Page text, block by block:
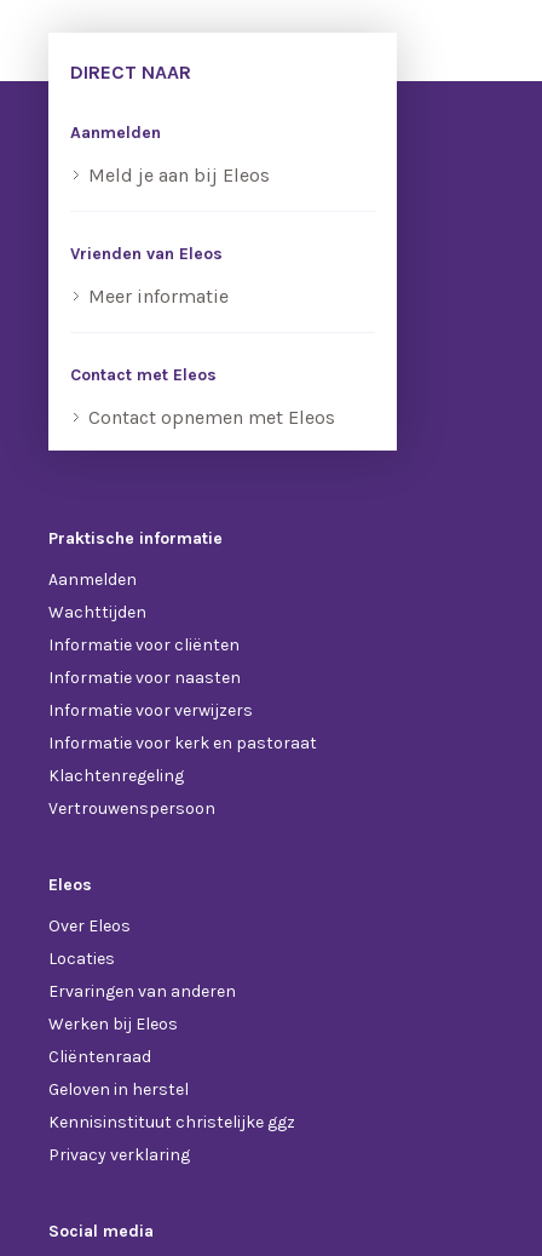
DIRECT NAAR
Aanmelden
Meld je aan bij Eleos
Vrienden van Eleos
Meer informatie
Contact met Eleos
Contact opnemen met Eleos
Praktische informatie
Aanmelden
Wachttijden
Informatie voor cliënten
Informatie voor naasten
Informatie voor verwijzers
Informatie voor kerk en pastoraat
Klachtenregeling
Vertrouwenspersoon
Eleos
Over Eleos
Locaties
Ervaringen van anderen
Werken bij Eleos
Cliëntenraad
Geloven in herstel
Kennisinstituut christelijke ggz
Privacy verklaring
Social media